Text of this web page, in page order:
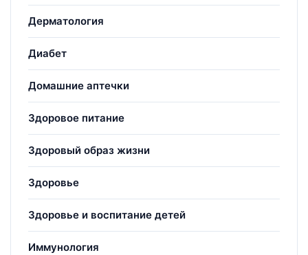
Дерматология
Диабет
Домашние аптечки
Здоровое питание
Здоровый образ жизни
Здоровье
Здоровье и воспитание детей
Иммунология